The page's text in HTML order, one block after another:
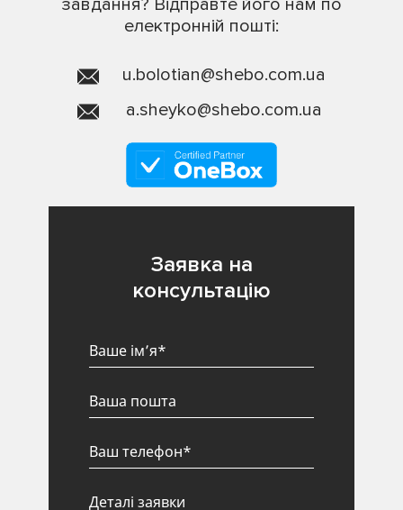
завдання? Відправте його нам по
електронній пошті:
u.bolotian@shebo.com.ua
a.sheyko@shebo.com.ua
Заявка на
консультацію